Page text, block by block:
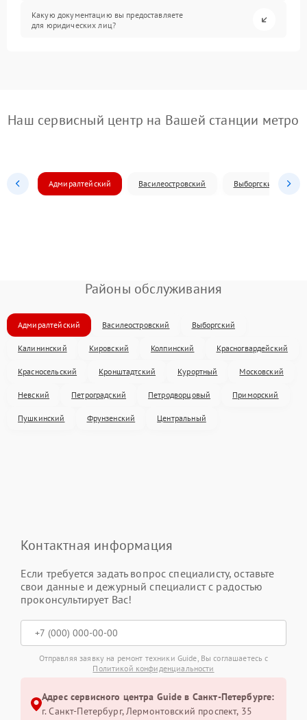
Какую документацию вы предоставляете
для юридических лиц?
Наш сервисный центр на Вашей станции метро
Адмиралтейский Василеостровский Выборгский
Районы обслуживания
Адмиралтейский Василеостровский Выборгский
Калининский Кировский Колпинский Красногвардейский
Красносельский Кронштадтский Курортный Московский
Невский Петроградский Петродворцовый Приморский
Пушкинский Фрунзенский Центральный
Контактная информация
Если требуется задать вопрос специалисту, оставьте
свои данные и дежурный специалист с радостью
проконсультирует Вас!
Отправляя заявку на ремонт техники Guide, Вы соглашаетесь с
Политикой конфиденциальности
Адрес сервисного центра Guide в Санкт-Петербурге:
г. Санкт-Петербург, Лермонтовский проспект, 35